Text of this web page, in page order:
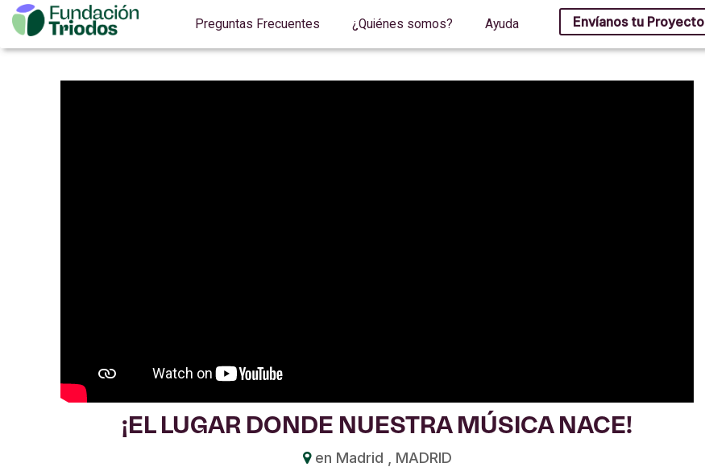
Preguntas Frecuentes ¿Quiénes somos? Ayuda Envíanos tu Proyecto
¡EL LUGAR DONDE NUESTRA MÚSICA NACE!
en Madrid , MADRID